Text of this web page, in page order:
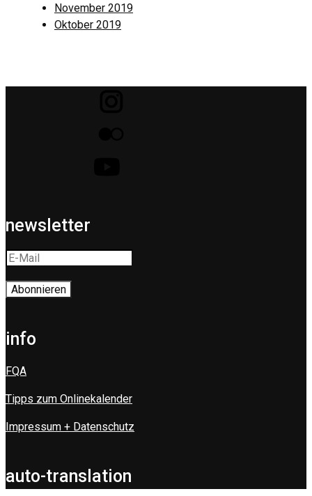
November 2019
Oktober 2019
newsletter
info
FQA
Tipps zum Onlinekalender
Impressum + Datenschutz
auto-translation